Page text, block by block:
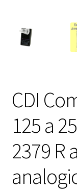
CDI
125 a
2379 R